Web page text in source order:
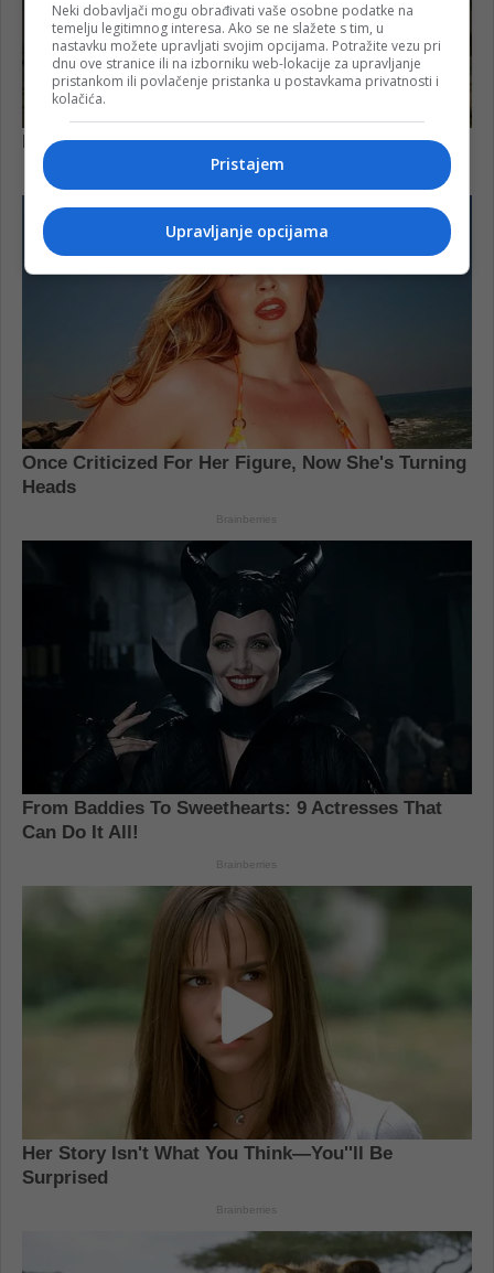
Neki dobavljači mogu obrađivati vaše osobne podatke na
temelju legitimnog interesa. Ako se ne slažete s tim, u
nastavku možete upravljati svojim opcijama. Potražite vezu pri
dnu ove stranice ili na izborniku web-lokacije za upravljanje
pristankom ili povlačenje pristanka u postavkama privatnosti i
kolačića.
Pristajem
Upravljanje opcijama